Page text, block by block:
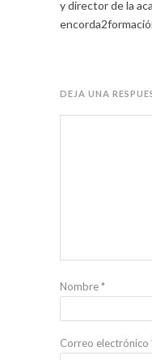
y director de la
DEJA UNA
Nombre*
Correo electrónico